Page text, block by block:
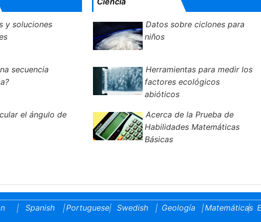
y soluciones
secuencia
el ángulo de
Datos sobre ciclones para
niños
Herramientas para medir los
factores ecológicos
abióticos
Acerca de la Prueba de
Habilidades Matemáticas
Básicas
| Spanish |Portuguese| Swedish | Geología |Matemáticas
|